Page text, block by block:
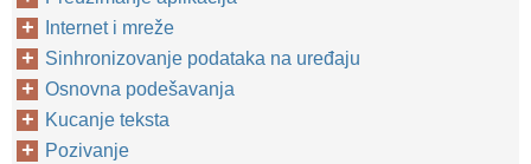
Internet i mreže
Sinhronizovanje podataka na uređaju
Osnovna podešavanja
Kucanje teksta
Pozivanje